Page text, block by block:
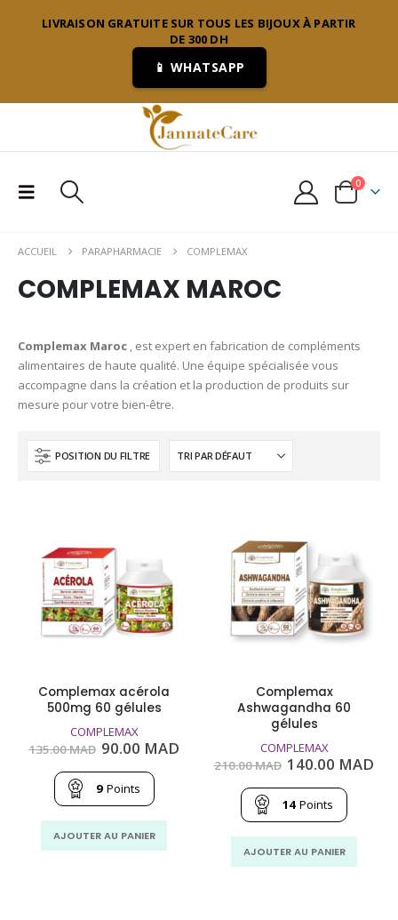
LIVRAISON GRATUITE SUR TOUS LES BIJOUX À PARTIR
DE 300 DH
📱 WHATSAPP
0
ACCUEIL PARAPHARMACIE COMPLEMAX
COMPLEMAX MAROC
Complemax Maroc , est expert en fabrication de compléments
alimentaires de haute qualité. Une équipe spécialisée vous
accompagne dans la création et la production de produits sur
mesure pour votre bien-être.
POSITION DU FILTRE
Complemax acérola
500mg 60 gélules
COMPLEMAX
135.00MAD Le
initial
était :
135.00
MAD.
90.00 MAD
actuel
9 Points
AJOUTER AU PANIER
Complemax
Ashwagandha 60
gélules
COMPLEMAX
210.00MAD Le
initial
était :
210.00
MAD.
140.00 MAD
14 Points
AJOUTER AU PANIER